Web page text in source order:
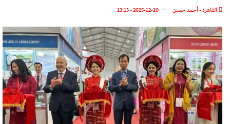
القاهرة - أحمد حسن 2025-12-10 - 13:13